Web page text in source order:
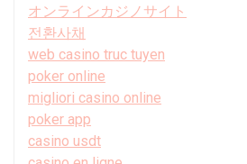
オンラインカジノサイト
전환사채
web casino truc tuyen
poker online
migliori casino online
poker app
casino usdt